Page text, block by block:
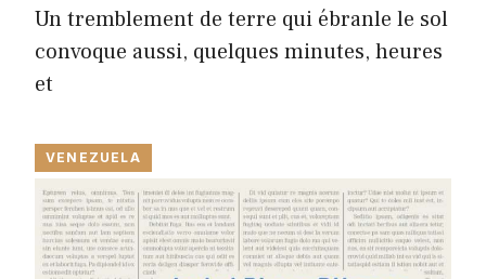
Un tremblement de terre qui ébranle le sol
convoque aussi, quelques minutes, heures
et
VENEZUELA